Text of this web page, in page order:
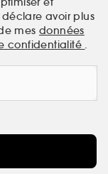
avoir plus
mes données
confidentialité .